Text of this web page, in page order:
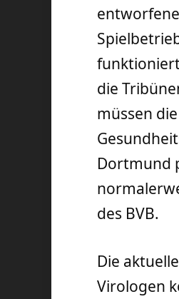
die
müssen
Dortmund
des BVB.
Die
Virologen